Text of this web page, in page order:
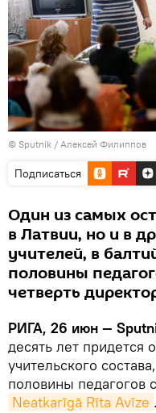
© Sputnik / Алексей Филиппов
Подписаться
Один из самых
в Латвии, но и в
учителей, в
половины
четверть
РИГА, 26 июн —
десять лет придется
учительского
половины педагогов
Neatkarīgā Rīta Avīze .